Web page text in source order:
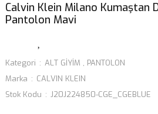
Calvin Klein Milano Kumaştan
Pantolon Mavi
Kategori ALT GİYİM , PANTOLON
Marka
CALVIN KLEIN
Stok Kodu
J20J224850-CGE_CGEBLUE